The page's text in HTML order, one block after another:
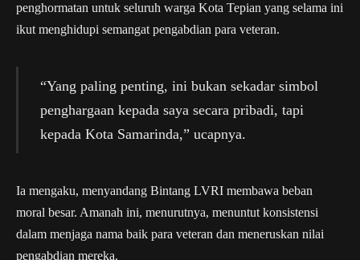
penghormatan untuk seluruh warga Kota Tepian yang selama ini
ikut menghidupi semangat pengabdian para veteran.
“Yang paling penting, ini bukan sekadar simbol
penghargaan kepada saya secara pribadi, tapi
kepada Kota Samarinda,” ucapnya.
Ia mengaku, menyandang Bintang LVRI membawa beban
moral besar. Amanah ini, menurutnya, menuntut konsistensi
dalam menjaga nama baik para veteran dan meneruskan nilai
pengabdian mereka.